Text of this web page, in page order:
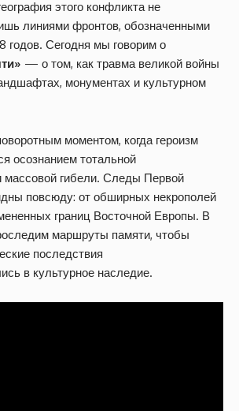
этого конфликта не
линиями фронтов, обозначенными
годов. Сегодня мы говорим о
— о том, как травма великой войны
монументах и культурном
моментом, когда героизм
осознанием тотальной
массовой гибели. Следы Первой
повсюду: от обширных некрополей
границ Восточной Европы. В
маршруты памяти, чтобы
последствия
в культурное наследие.